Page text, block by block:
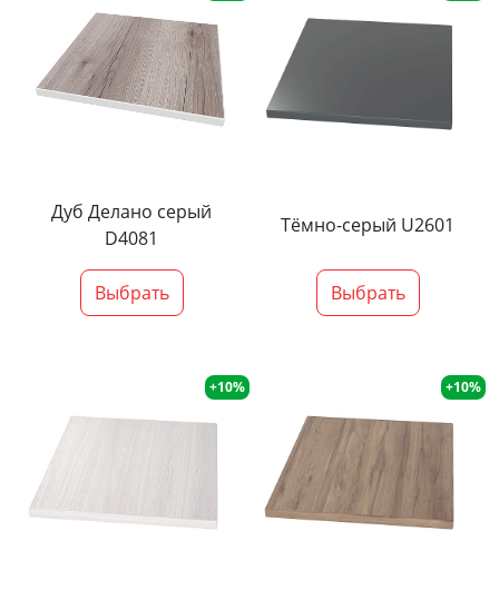
Дуб Делано серый
D4081
Выбрать
Тёмно-серый U2601
Выбрать
+10% +10%